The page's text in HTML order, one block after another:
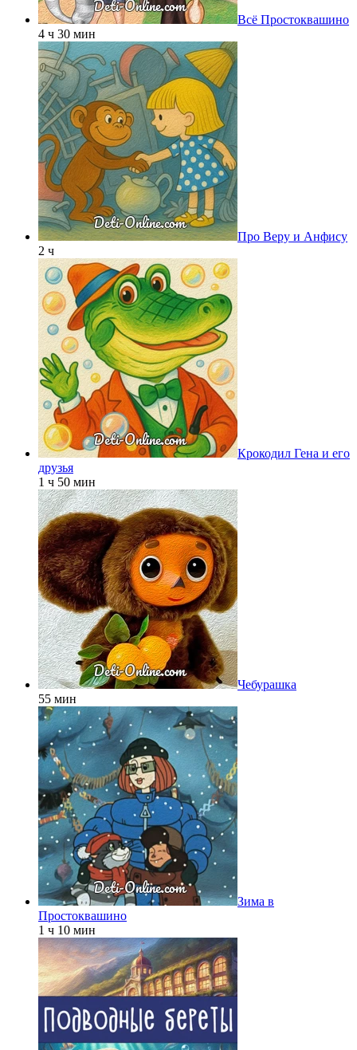
Всё Простоквашино
4 ч 30 мин
Про Веру и Анфису
2 ч
Крокодил Гена и его
друзья
1 ч 50 мин
Чебурашка
55 мин
Зима в
Простоквашино
1 ч 10 мин